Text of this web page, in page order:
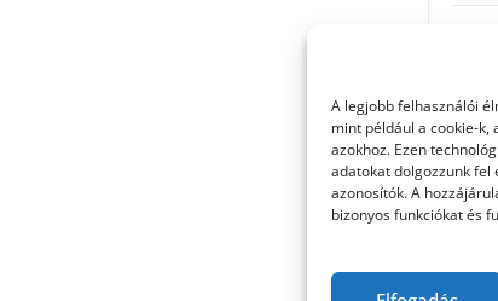
A legjobb felhasználói
mint például a cookie-
azokhoz. Ezen
adatokat dolgozzunk fel
azonosítók. A
bizonyos funkciókat és